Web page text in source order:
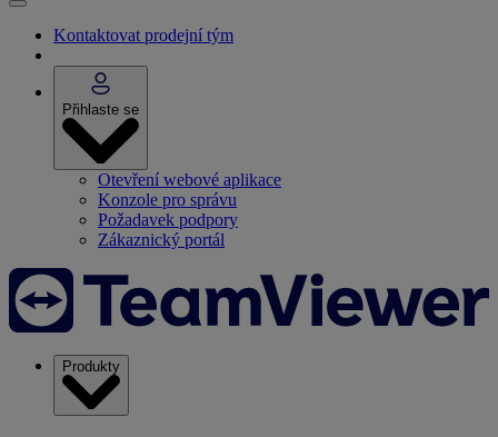
Kontaktovat prodejní tým
Přihlaste se
Otevření webové aplikace
Konzole pro správu
Požadavek podpory
Zákaznický portál
Produkty